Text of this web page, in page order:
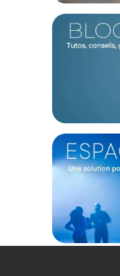
(1) Offre valable jusqu'au
d'achat, sur la base
relais situé en France
(3) Nombre de points
sur le prix TTC en €, les